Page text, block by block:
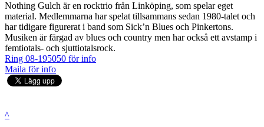
Nothing Gulch är en rocktrio från Linköping, som spelar eget
material. Medlemmarna har spelat tillsammans sedan 1980-talet och
har tidigare figurerat i band som Sick’n Blues och Pinkertons.
Musiken är färgad av blues och country men har också ett avstamp i
femtiotals- och sjuttiotalsrock.
Ring 08-195050 för info
Maila för info
^